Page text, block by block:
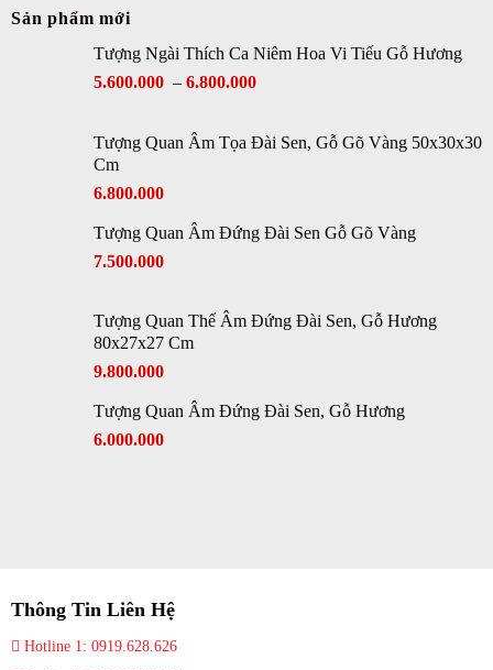
Sản phẩm mới
Tượng Ngài Thích Ca Niêm Hoa Vi Tiếu Gỗ Hương
5.600.000 – 6.800.000
Tượng Quan Âm Tọa Đài Sen, Gỗ Gõ Vàng 50x30x30
Cm
6.800.000
Tượng Quan Âm Đứng Đài Sen Gỗ Gõ Vàng
7.500.000
Tượng Quan Thế Âm Đứng Đài Sen, Gỗ Hương
80x27x27 Cm
9.800.000
Tượng Quan Âm Đứng Đài Sen, Gỗ Hương
6.000.000
Thông Tin Liên Hệ
Hotline 1: 0919.628.626